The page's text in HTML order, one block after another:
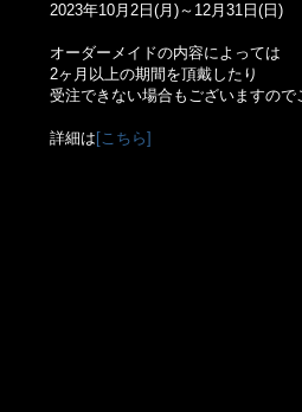
2023年10月2日(月)～12月31日(日)
オーダーメイドの内容によっては
2ヶ月以上の期間を頂戴したり
受注できない場合もございますので
詳細は [こちら]